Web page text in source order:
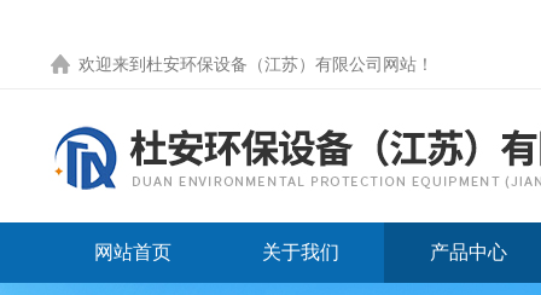
欢迎来到 杜安环保设备（江苏）有限公司网站 ！
网站首页 关于我们 产品中心